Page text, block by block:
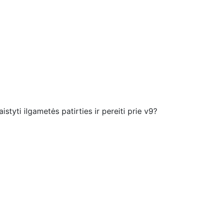
ilgametės patirties ir pereiti prie v9?